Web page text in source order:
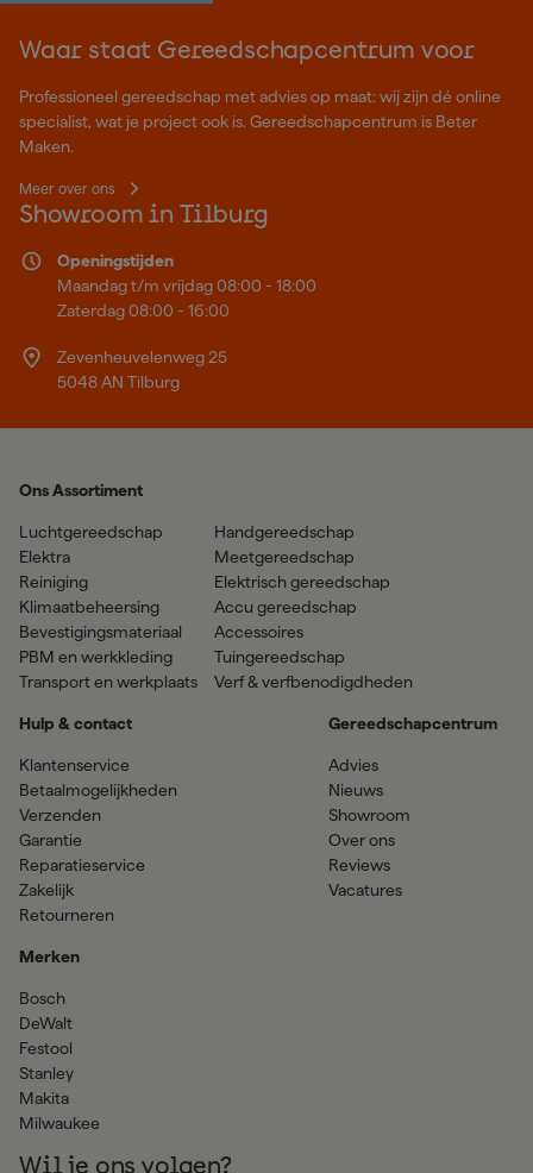
Waar staat Gereedschapcentrum voor
Professioneel gereedschap met advies op maat: wij zijn dé online
specialist, wat je project ook is. Gereedschapcentrum is Beter
Maken.
Meer over ons
Showroom in Tilburg
Openingstijden
Maandag t/m vrijdag 08:00 - 18:00
Zaterdag 08:00 - 16:00
Zevenheuvelenweg 25
5048 AN Tilburg
Ons Assortiment
Luchtgereedschap
Elektra
Reiniging
Klimaatbeheersing
Bevestigingsmateriaal
PBM en werkkleding
Transport en werkplaats
Handgereedschap
Meetgereedschap
Elektrisch gereedschap
Accu gereedschap
Accessoires
Tuingereedschap
Verf & verfbenodigdheden
Hulp & contact
Klantenservice
Betaalmogelijkheden
Verzenden
Garantie
Reparatieservice
Zakelijk
Retourneren
Merken
Bosch
DeWalt
Festool
Stanley
Makita
Milwaukee
Gereedschapcentrum
Advies
Nieuws
Showroom
Over ons
Reviews
Vacatures
Wil je ons volgen?